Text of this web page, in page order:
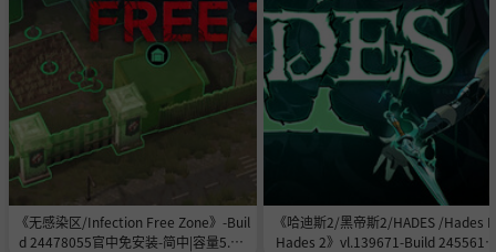
《无感染区/Infection Free Zone》-Buil
d 24478055官中免安装-简中|容量5.8G
《哈迪斯2/黑帝斯2/HADES /Hades
Hades 2》vl.139671-Build